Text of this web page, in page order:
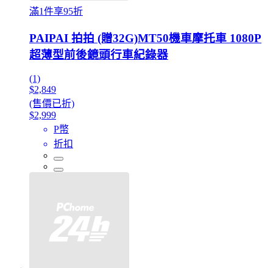
滿1件享95折
PAIPAI 拍拍 (贈32G)MT50機車摩托車 1080P
超薄型前後鏡頭行車紀錄器
(1)
$2,849
(售價已折)
$2,999
P幣
折扣